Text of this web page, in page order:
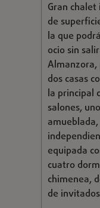
Gran
de
la que
ocio sin
Almanzora,
dos casas
la principal
salones,
equipada
cuatro
chimenea,
de